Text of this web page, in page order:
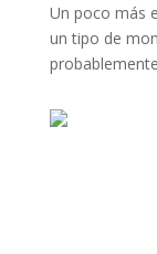
Un poco más
un tipo de